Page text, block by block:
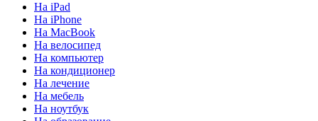
На iPad
На iPhone
На MacBook
На велосипед
На компьютер
На кондиционер
На лечение
На мебель
На ноутбук